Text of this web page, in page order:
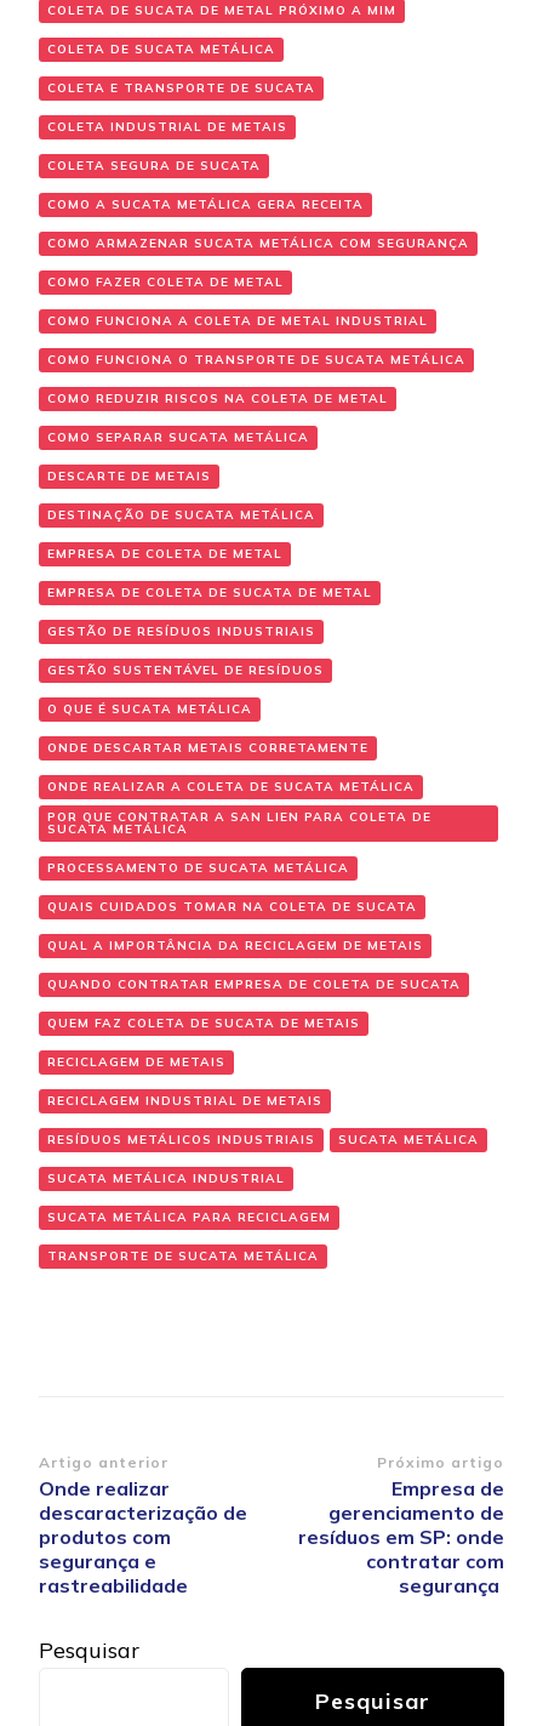
COLETA DE SUCATA DE METAL PRÓXIMO A MIM
COLETA DE SUCATA METÁLICA
COLETA E TRANSPORTE DE SUCATA
COLETA INDUSTRIAL DE METAIS
COLETA SEGURA DE SUCATA
COMO A SUCATA METÁLICA GERA RECEITA
COMO ARMAZENAR SUCATA METÁLICA COM SEGURANÇA
COMO FAZER COLETA DE METAL
COMO FUNCIONA A COLETA DE METAL INDUSTRIAL
COMO FUNCIONA O TRANSPORTE DE SUCATA METÁLICA
COMO REDUZIR RISCOS NA COLETA DE METAL
COMO SEPARAR SUCATA METÁLICA
DESCARTE DE METAIS
DESTINAÇÃO DE SUCATA METÁLICA
EMPRESA DE COLETA DE METAL
EMPRESA DE COLETA DE SUCATA DE METAL
GESTÃO DE RESÍDUOS INDUSTRIAIS
GESTÃO SUSTENTÁVEL DE RESÍDUOS
O QUE É SUCATA METÁLICA
ONDE DESCARTAR METAIS CORRETAMENTE
ONDE REALIZAR A COLETA DE SUCATA METÁLICA
POR QUE CONTRATAR A SAN LIEN PARA COLETA DE
SUCATA METÁLICA
PROCESSAMENTO DE SUCATA METÁLICA
QUAIS CUIDADOS TOMAR NA COLETA DE SUCATA
QUAL A IMPORTÂNCIA DA RECICLAGEM DE METAIS
QUANDO CONTRATAR EMPRESA DE COLETA DE SUCATA
QUEM FAZ COLETA DE SUCATA DE METAIS
RECICLAGEM DE METAIS
RECICLAGEM INDUSTRIAL DE METAIS
RESÍDUOS METÁLICOS INDUSTRIAIS SUCATA METÁLICA
SUCATA METÁLICA INDUSTRIAL
SUCATA METÁLICA PARA RECICLAGEM
TRANSPORTE DE SUCATA METÁLICA
Navegação
de
post
Artigo anterior
Onde realizar
descaracterização de
produtos com
segurança e
rastreabilidade
Próximo artigo
Empresa de
gerenciamento de
resíduos em SP: onde
contratar com
segurança
Pesquisar
Pesquisar